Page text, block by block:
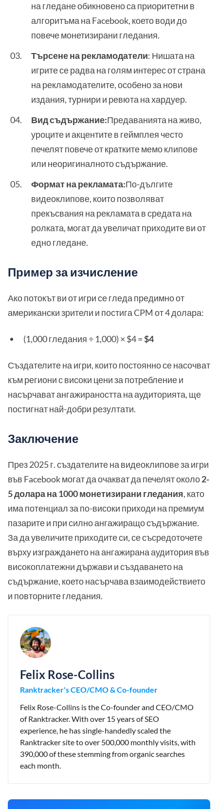
на гледане обикновено са приоритетни в
алгоритъма на Facebook, което води до
повече монетизирани гледания.
Търсене на рекламодатели: Нишата на
игрите се радва на голям интерес от страна
на рекламодателите, особено за нови
издания, турнири и ревюта на хардуер.
Вид съдържание:Предаванията на живо,
уроците и акцентите в геймплея често
печелят повече от кратките мемо клипове
или неоригиналното съдържание.
Формат на рекламата:По-дългите
видеоклипове, които позволяват
прекъсвания на рекламата в средата на
ролката, могат да увеличат приходите ви от
едно гледане.
Пример за изчисление
Ако потокът ви от игри се гледа предимно от
американски зрители и постига CPM от 4 долара:
(1,000 гледания ÷ 1,000) × $4 =$4
Създателите на игри, които постоянно се насочват
към региони с високи цени за потребление и
насърчават ангажираността на аудиторията, ще
постигнат най-добри резултати.
Заключение
През 2025 г. създателите на видеоклипове за игри
във Facebook могат да очакват да печелят около2-
5 долара на 1000 монетизирани гледания, като
има потенциал за по-високи приходи на премиум
пазарите и при силно ангажиращо съдържание.
За да увеличите приходите си, се съсредоточете
върху изграждането на ангажирана аудитория във
високоплатежни държави и създаването на
съдържание, което насърчава взаимодействието
и повторните гледания.
Felix Rose-Collins
Ranktracker's CEO/CMO & Co-founder
Felix Rose-Collins is the Co-founder and CEO/CMO
of Ranktracker. With over 15 years of SEO
experience, he has single-handedly scaled the
Ranktracker site to over 500,000 monthly visits, with
390,000 of these stemming from organic searches
each month.